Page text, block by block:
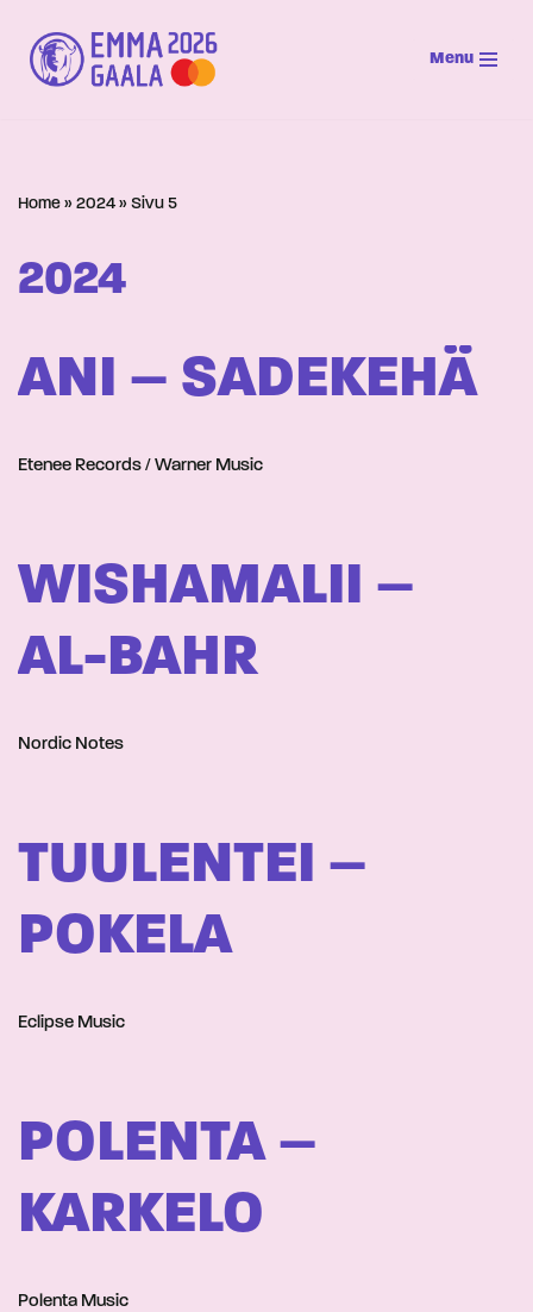
Siirry
suoraan
Menu
Home » 2024 » Sivu 5
2024
ANI – SADEKEHÄ
Etenee Records / Warner Music
WISHAMALII –
AL-BAHR
Nordic Notes
TUULENTEI –
POKELA
Eclipse Music
POLENTA –
KARKELO
Polenta Music